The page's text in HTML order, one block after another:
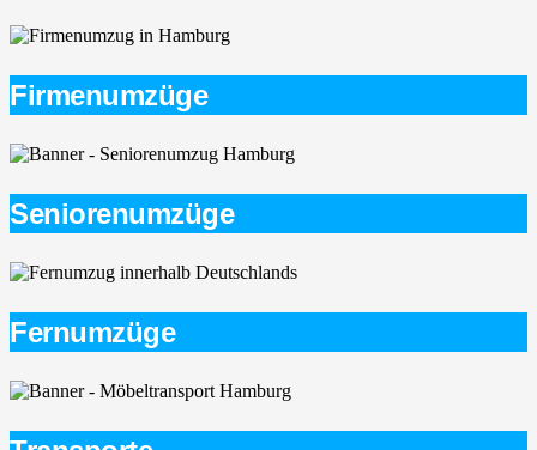
Firmenumzüge
Seniorenumzüge
Fernumzüge